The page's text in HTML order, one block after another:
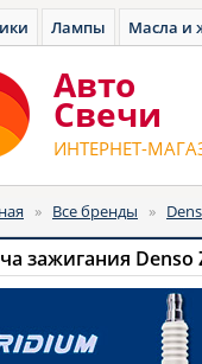
Лампы Масла и
Авто
Cвечи
ИНТЕРНЕТ-
» Все бренды »
зажигания Denso